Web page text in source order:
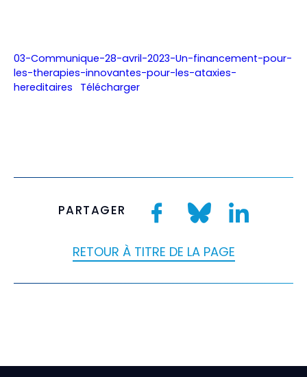
03-Communique-28-avril-2023-Un-financement-pour-
les-therapies-innovantes-pour-les-ataxies-
hereditaires
Télécharger
PARTAGER
RETOUR À TITRE DE LA PAGE